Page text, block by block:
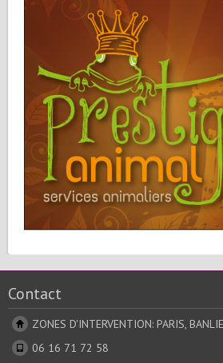
Contact
ZONES D'INTERVENTION: PARIS,
06 16 71 72 58